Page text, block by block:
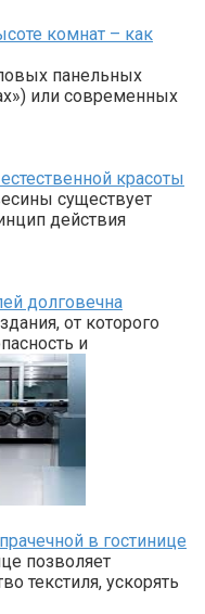
комнат – как
панельных
или современных
красоты
существует
действия
долговечна
от которого
и
в гостинице
позволяет
текстиля, ускорять